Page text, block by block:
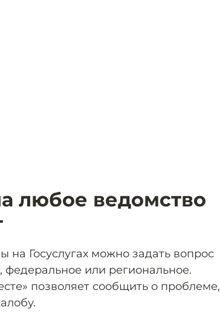
любое ведомство
Госуслугах можно задать вопрос
или региональное.
позволяет сообщить о проблеме,